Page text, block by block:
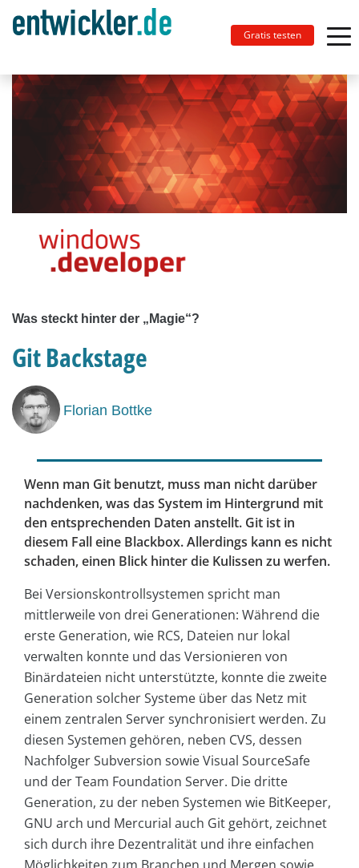
Gratis testen
Was steckt hinter der „Magie“?
Git Backstage
Florian Bottke
Wenn man Git benutzt, muss man nicht darüber
nachdenken, was das System im Hintergrund mit
den entsprechenden Daten anstellt. Git ist in
diesem Fall eine Blackbox. Allerdings kann es nicht
schaden, einen Blick hinter die Kulissen zu werfen.
Bei Versionskontrollsystemen spricht man
mittlerweile von drei Generationen: Während die
erste Generation, wie RCS, Dateien nur lokal
verwalten konnte und das Versionieren von
Binärdateien nicht unterstützte, konnte die zweite
Generation solcher Systeme über das Netz mit
einem zentralen Server synchronisiert werden. Zu
diesen Systemen gehören, neben CVS, dessen
Nachfolger Subversion sowie Visual SourceSafe
und der Team Foundation Server. Die dritte
Generation, zu der neben Systemen wie BitKeeper,
GNU arch und Mercurial auch Git gehört, zeichnet
sich durch ihre Dezentralität und ihre einfachen